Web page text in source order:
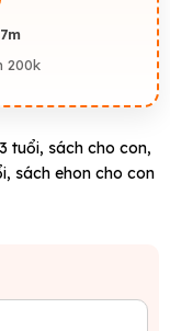
200k
tuổi, sách cho con,
, sách ehon cho con